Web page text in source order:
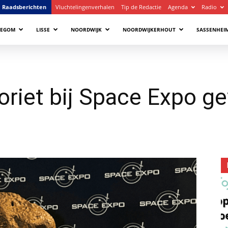
Raadsberichten Vluchtelingenverhalen Tip de Redactie Agenda Radio
LISSE NOORDWIJK NOORDWIJKERHOUT
bij Space Expo